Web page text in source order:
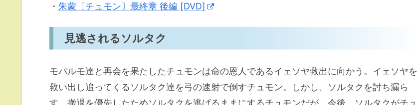
・ 朱蒙〔チュモン〕最終章 後編 [DVD]
見逃されるソルタク
モパルモ達と再会を果たしたチュモンは命の恩人であるイェソヤ救出に向かう。イェソヤを
救い出し追ってくるソルタク達を弓の速射で倒すチュモン。しかし、ソルタクを討ち漏ら
す。撤退を優先したためソルタクを逃げるままにするチュモンだが、今後、ソルタクがチュ